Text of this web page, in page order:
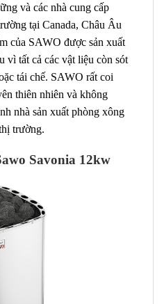
và các nhà cung cấp
tại Canada, Châu Âu
của SAWO được sản xuất
vì tất cả các vật liệu còn sót
tái chế. SAWO rất coi
thiên nhiên và không
nhà sản xuất phòng xông
trường.
Savonia 12kw